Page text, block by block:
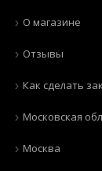
О магазине
Отзывы
Как сделать
Московская
Москва